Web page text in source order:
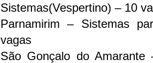
Sistemas(Vespertino) – 10
Parnamirim – Sistemas
vagas
São Gonçalo do Amarante